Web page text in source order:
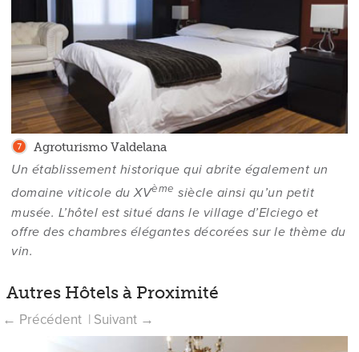
Agroturismo Valdelana
Un établissement historique qui abrite également un
domaine viticole du XVème siècle ainsi qu’un petit
musée. L’hôtel est situé dans le village d’Elciego et
offre des chambres élégantes décorées sur le thème du
vin.
Autres Hôtels à Proximité